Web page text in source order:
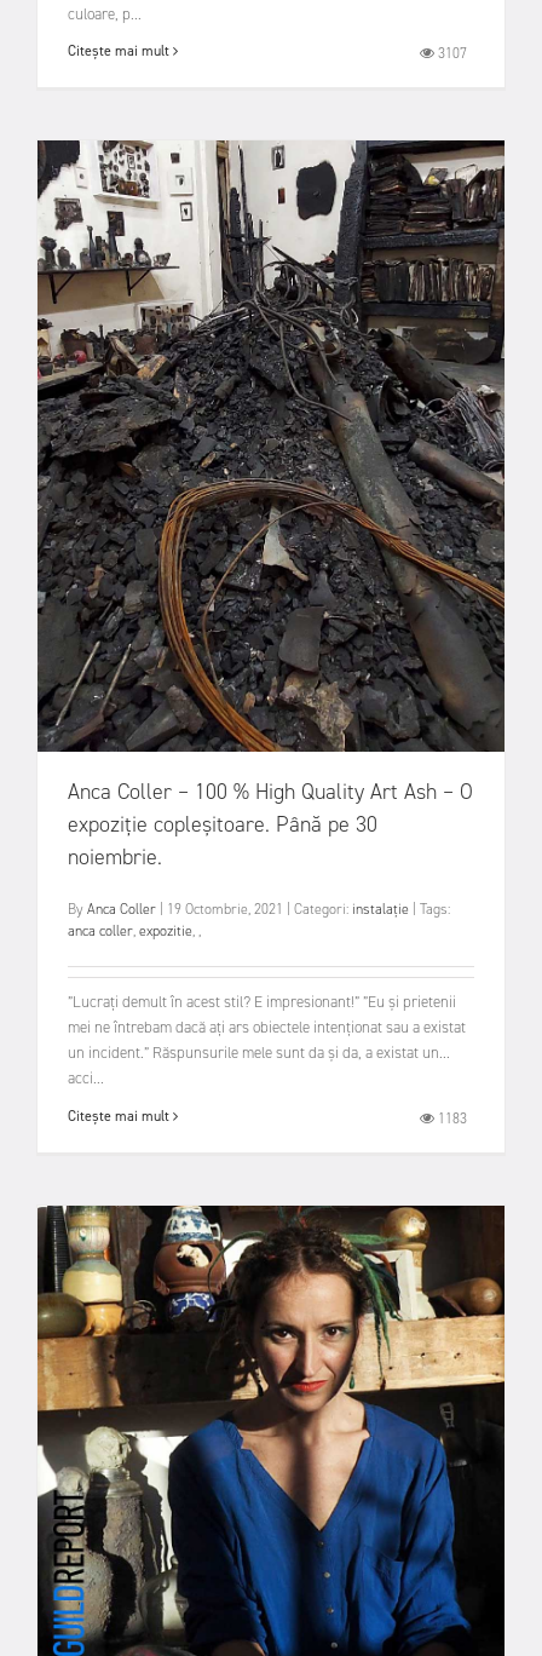
culoare, p...
3107
Citește mai mult
​Anca Coller – 100 % High Quality Art Ash – O
expoziție copleșitoare. Până pe 30
noiembrie.
ByAnca Coller 19 Octombrie, 2021 Categori: instalație
Tags:
anca coller,expozitie,,
”Lucrați demult în acest stil? E impresionant!” ”Eu și prietenii
mei ne întrebam dacă ați ars obiectele intenționat sau a existat
un incident.” Răspunsurile mele sunt da și da, a existat un...
acci...
1183
Citește mai mult